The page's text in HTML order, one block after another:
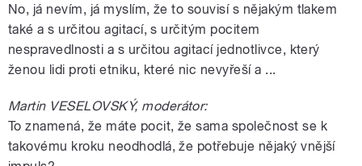
No, já nevím, já myslím, že to souvisí s nějakým tlakem
také a s určitou agitací, s určitým pocitem
nespravedlnosti a s určitou agitací jednotlivce, který
ženou lidi proti etniku, které nic nevyřeší a ...
Martin VESELOVSKÝ, moderátor:
To znamená, že máte pocit, že sama společnost se k
takovému kroku neodhodlá, že potřebuje nějaký vnější